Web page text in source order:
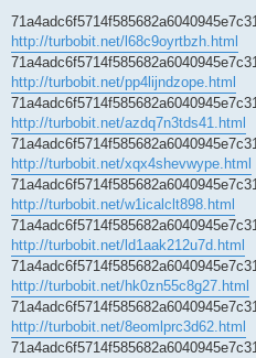
http://turbobit.net/l68c9oyrtbzh.html
http://turbobit.net/pp4lijndzope.html
http://turbobit.net/azdq7n3tds41.html
http://turbobit.net/xqx4shevwype.html
http://turbobit.net/w1icalclt898.html
http://turbobit.net/ld1aak212u7d.html
http://turbobit.net/hk0zn55c8g27.html
http://turbobit.net/8eomlprc3d62.html